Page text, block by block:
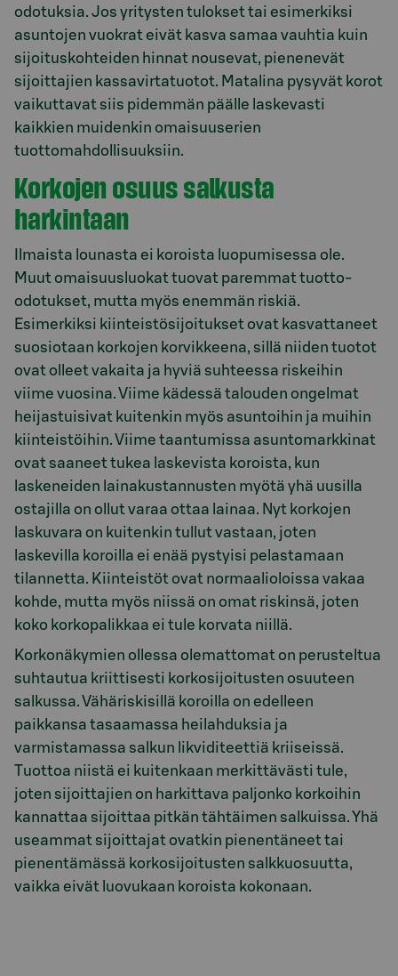
odotuksia. Jos yritysten tulokset tai esimerkiksi
asuntojen vuokrat eivät kasva samaa vauhtia kuin
sijoituskohteiden hinnat nousevat, pienenevät
sijoittajien kassavirtatuotot. Matalina pysyvät korot
vaikuttavat siis pidemmän päälle laskevasti
kaikkien muidenkin omaisuuserien
tuottomahdollisuuksiin.
Korkojen osuus salkusta
harkintaan
Ilmaista lounasta ei koroista luopumisessa ole.
Muut omaisuusluokat tuovat paremmat tuotto-
odotukset, mutta myös enemmän riskiä.
Esimerkiksi kiinteistösijoitukset ovat kasvattaneet
suosiotaan korkojen korvikkeena, sillä niiden tuotot
ovat olleet vakaita ja hyviä suhteessa riskeihin
viime vuosina. Viime kädessä talouden ongelmat
heijastuisivat kuitenkin myös asuntoihin ja muihin
kiinteistöihin. Viime taantumissa asuntomarkkinat
ovat saaneet tukea laskevista koroista, kun
laskeneiden lainakustannusten myötä yhä uusilla
ostajilla on ollut varaa ottaa lainaa. Nyt korkojen
laskuvara on kuitenkin tullut vastaan, joten
laskevilla koroilla ei enää pystyisi pelastamaan
tilannetta. Kiinteistöt ovat normaalioloissa vakaa
kohde, mutta myös niissä on omat riskinsä, joten
koko korkopalikkaa ei tule korvata niillä.
Korkonäkymien ollessa olemattomat on perusteltua
suhtautua kriittisesti korkosijoitusten osuuteen
salkussa. Vähäriskisillä koroilla on edelleen
paikkansa tasaamassa heilahduksia ja
varmistamassa salkun likviditeettiä kriiseissä.
Tuottoa niistä ei kuitenkaan merkittävästi tule,
joten sijoittajien on harkittava paljonko korkoihin
kannattaa sijoittaa pitkän tähtäimen salkuissa. Yhä
useammat sijoittajat ovatkin pienentäneet tai
pienentämässä korkosijoitusten salkkuosuutta,
vaikka eivät luovukaan koroista kokonaan.